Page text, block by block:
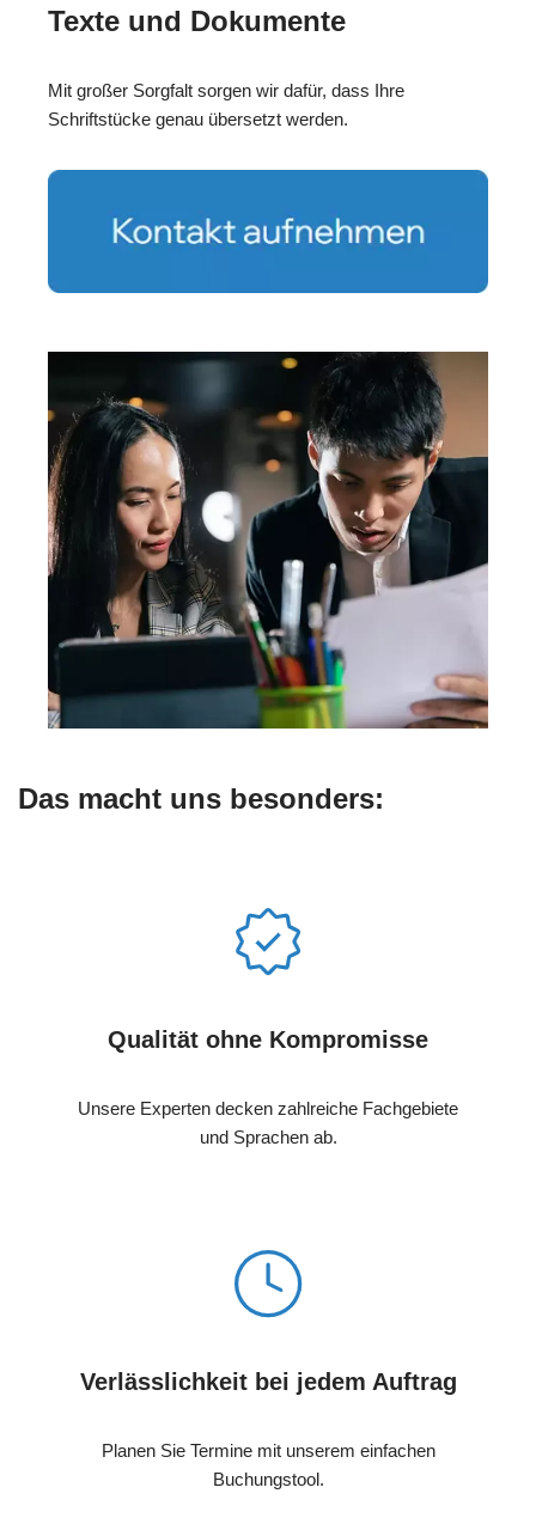
Texte und Dokumente
Mit großer Sorgfalt sorgen wir dafür, dass Ihre
Schriftstücke genau übersetzt werden.
Das macht uns besonders:
Qualität ohne Kompromisse
Unsere Experten decken zahlreiche Fachgebiete
und Sprachen ab.
Verlässlichkeit bei jedem Auftrag
Planen Sie Termine mit unserem einfachen
Buchungstool.